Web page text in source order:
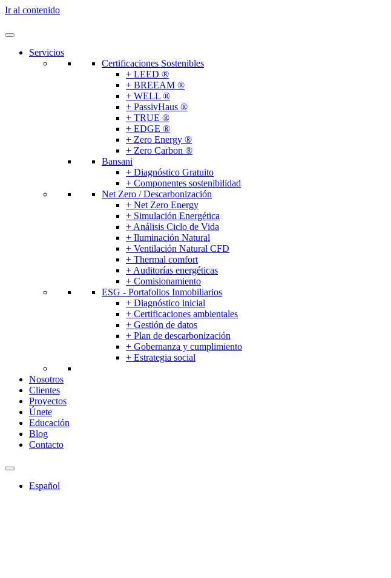
Ir al contenido
Servicios
Certificaciones Sostenibles
+ LEED ®
+ BREEAM ®
+ WELL ®
+ PassivHaus ®
+ TRUE ®
+ EDGE ®
+ Zero Energy ®
+ Zero Carbon ®
Bansani
+ Diagnóstico Gratuito
+ Componentes sostenibilidad
Net Zero / Descarbonización
+ Net Zero Energy
+ Simulación Energética
+ Análisis Ciclo de Vida
+ Iluminación Natural
+ Ventilación Natural CFD
+ Thermal comfort
+ Auditorías energéticas
+ Comisionamiento
ESG - Portafolios Inmobiliarios
+ Diagnóstico inicial
+ Certificaciones ambientales
+ Gestión de datos
+ Plan de descarbonización
+ Gobernanza y cumplimiento
+ Estrategia social
Nosotros
Clientes
Proyectos
Únete
Educación
Blog
Contacto
Español